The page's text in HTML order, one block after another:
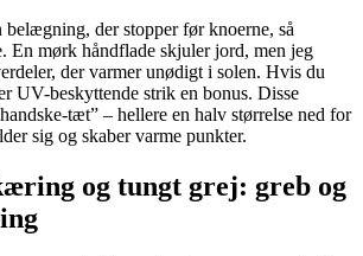
der stopper før knoerne, så
En mørk håndflade skjuler jord, men jeg
der varmer unødigt i solen. Hvis du
UV-beskyttende strik en bonus. Disse
tæt” – hellere en halv størrelse ned for
sig og skaber varme punkter.
og tungt grej: greb og